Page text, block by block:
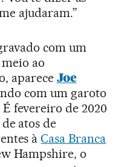
ajudaram.”
com um
ao
aparece Joe
com um garoto
fevereiro de 2020
atos de
àCasa Branca
Hampshire, o